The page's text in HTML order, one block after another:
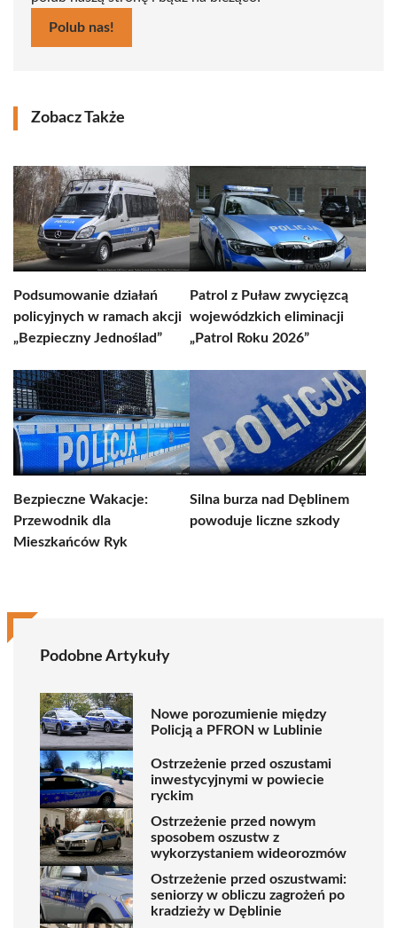
Polub nas!
Zobacz Także
Podsumowanie działań
policyjnych w ramach akcji
„Bezpieczny Jednoślad”
Patrol z Puław zwycięzcą
wojewódzkich eliminacji
„Patrol Roku 2026”
Bezpieczne Wakacje:
Przewodnik dla
Mieszkańców Ryk
Silna burza nad Dęblinem
powoduje liczne szkody
Podobne Artykuły
Nowe porozumienie między
Policją a PFRON w Lublinie
Ostrzeżenie przed oszustami
inwestycyjnymi w powiecie
ryckim
Ostrzeżenie przed nowym
sposobem oszustw z
wykorzystaniem wideorozmów
Ostrzeżenie przed oszustwami:
seniorzy w obliczu zagrożeń po
kradzieży w Dęblinie